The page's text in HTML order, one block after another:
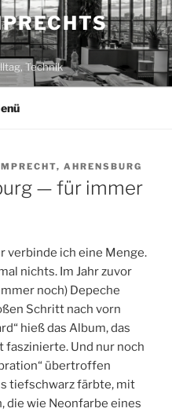
Technik
AHRENSBURG
— für immer
verbinde ich eine Menge.
nichts. Im Jahr zuvor
noch) Depeche
Schritt nach vorn
hieß das Album, das
Und nur noch
übertroffen
tiefschwarz färbte, mit
die wie Neonfarbe eines